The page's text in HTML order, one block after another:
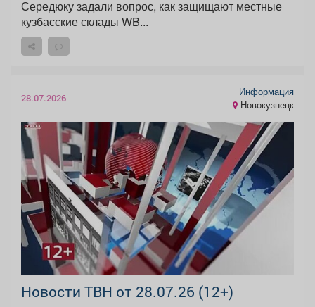
Середюку задали вопрос, как защищают местные
кузбасские склады WB...
28.07.2026
Информация
Новокузнецк
Новости ТВН от 28.07.26 (12+)